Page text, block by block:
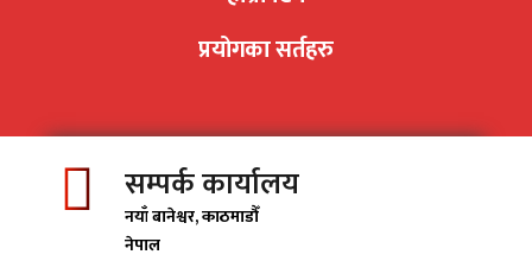
प्रयोगका सर्तहरु
सम्पर्क कार्यालय
नयाँ बानेश्वर, काठमाडाैँ
नेपाल